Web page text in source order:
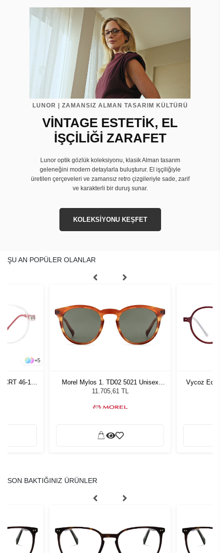
LUNOR | ZAMANSIZ ALMAN TASARIM KÜLTÜRÜ
VİNTAGE ESTETİK, EL
İŞÇİLİĞİ ZARAFET
Lunor optik gözlük koleksiyonu, klasik Alman tasarım
geleneğini modern detaylarla buluşturur. El işçiliğiyle
üretilen çerçeveleri ve zamansız retro çizgileriyle sade, zarif
ve karakterli bir duruş sunar.
KOLEKSİYONU KEŞFET
ŞU AN POPÜLER OLANLAR
+5
CRT 46-17
Morel Mylos 1. TD02 5021 Unisex
Güneş Gözlüğü
11.705,61 TL
Vycoz
SON BAKTIĞINIZ ÜRÜNLER